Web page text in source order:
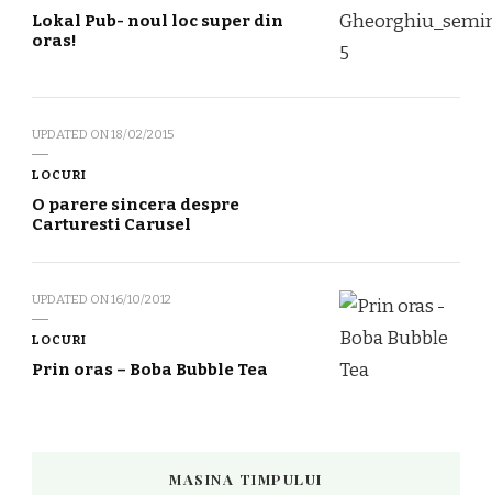
Lokal Pub- noul loc super din
oras!
UPDATED ON18/02/2015
LOCURI
O parere sincera despre
Carturesti Carusel
UPDATED ON16/10/2012
LOCURI
Prin oras – Boba Bubble Tea
MASINA TIMPULUI